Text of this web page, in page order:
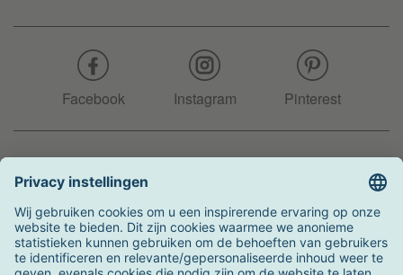
Facebook Instagram Pinterest
+31 204 990 283